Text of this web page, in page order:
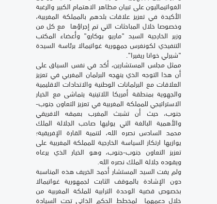
الغواتيماليون على تبيان مظاهر الاهتمام الكبير والرغبة
الأكيدة في تعزيز علاقات بلدهم بالمملكة المغربية،
وخصوصا خلال المباحثات التي تم إجراؤها مع كل من
وزير الخارجية السيد "ماريو بوكارو" وأعضاء المكتب
التنفيذي لكونغرس جمهورية غواتيمالا برئاسة السيدة
"شيرلي خوانا ريفيرا".
ممثل مجلس المستشارين، أكد في نفس السياق على
أن هذا التوجه الذي ينهجه البرلمان المغربي في تعزيز
العلاقات مع البرلمانات الوطنية والاتحادات الاقليمية
والجهوية بمنطقة أمريكا اللاتينية يتماشى مع الخيار
الاستراتيجي للمملكة المغربية في تعزيز التعاون جنوب-
جنوب، حيث أن تشبث المغرب بعمقه الافريقي
والأهمية البالغة التي يوليها صاحب الجلالة الملك
محمد السادس نصره الله، لتنمية القارة الإفريقية؛
يوازيها ارتكاز السياسة الخارجية للمملكة المغربية على
تعزيز التعاون جنوب-جنوب، وهو الخيار الذي يرعاه
ويقوده جلالة الملك نصره الله.
ولم يفت السيد المستشار أحمد الخريف هذه المناسبة
دون الإشادة بالموقف الثابت لجمهورية غواتيمالا
بخصوص قضية الوحدة الترابية للملكة المغربية من
خلال دعمهما لمخطط الحكم الذاتي تحت السيادة